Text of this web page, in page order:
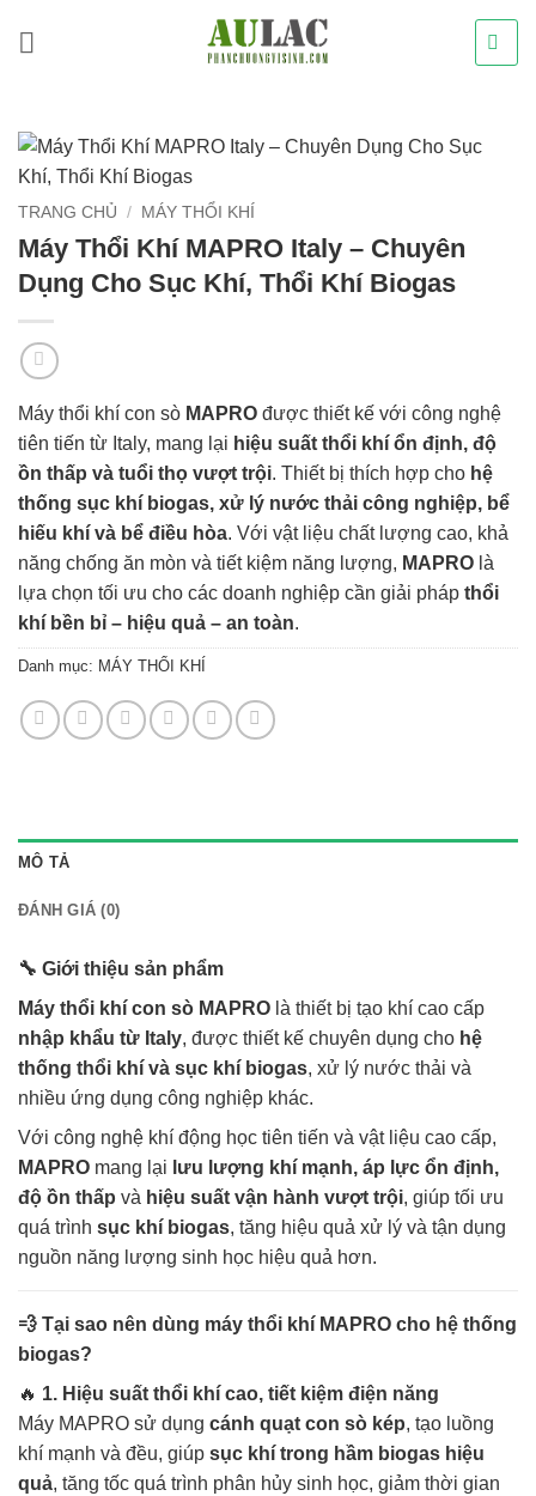
TRANG CHỦ / MÁY THỔI KHÍ
Máy Thổi Khí MAPRO Italy – Chuyên
Dụng Cho Sục Khí, Thổi Khí Biogas
Máy thổi khí con sò MAPRO được thiết kế với công nghệ
tiên tiến từ Italy, mang lại hiệu suất thổi khí ổn định, độ
ồn thấp và tuổi thọ vượt trội. Thiết bị thích hợp cho hệ
thống sục khí biogas, xử lý nước thải công nghiệp, bể
hiếu khí và bể điều hòa. Với vật liệu chất lượng cao, khả
năng chống ăn mòn và tiết kiệm năng lượng, MAPRO là
lựa chọn tối ưu cho các doanh nghiệp cần giải pháp thổi
khí bền bỉ – hiệu quả – an toàn.
Danh mục: MÁY THỔI KHÍ
MÔ TẢ
ĐÁNH GIÁ (0)
🔧 Giới thiệu sản phẩm
Máy thổi khí con sò MAPRO là thiết bị tạo khí cao cấp
nhập khẩu từ Italy, được thiết kế chuyên dụng cho hệ
thống thổi khí và sục khí biogas, xử lý nước thải và
nhiều ứng dụng công nghiệp khác.
Với công nghệ khí động học tiên tiến và vật liệu cao cấp,
MAPRO mang lại lưu lượng khí mạnh, áp lực ổn định,
độ ồn thấp và hiệu suất vận hành vượt trội, giúp tối ưu
quá trình sục khí biogas, tăng hiệu quả xử lý và tận dụng
nguồn năng lượng sinh học hiệu quả hơn.
💨 Tại sao nên dùng máy thổi khí MAPRO cho hệ thống
biogas?
🔥 1. Hiệu suất thổi khí cao, tiết kiệm điện năng
Máy MAPRO sử dụng cánh quạt con sò kép, tạo luồng
khí mạnh và đều, giúp sục khí trong hầm biogas hiệu
quả, tăng tốc quá trình phân hủy sinh học, giảm thời gian